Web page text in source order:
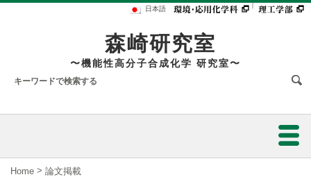
日本語
｜
森崎研究室
〜機能性高分子合成化学 研究室〜
Home > 論文掲載